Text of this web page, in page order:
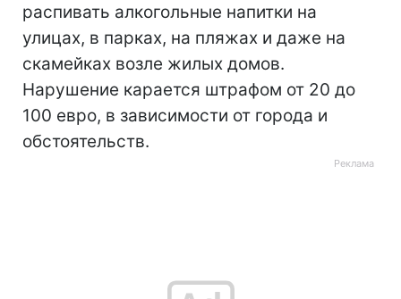
распивать алкогольные напитки на
улицах, в парках, на пляжах и даже на
скамейках возле жилых домов.
Нарушение карается штрафом от 20 до
100 евро, в зависимости от города и
обстоятельств.